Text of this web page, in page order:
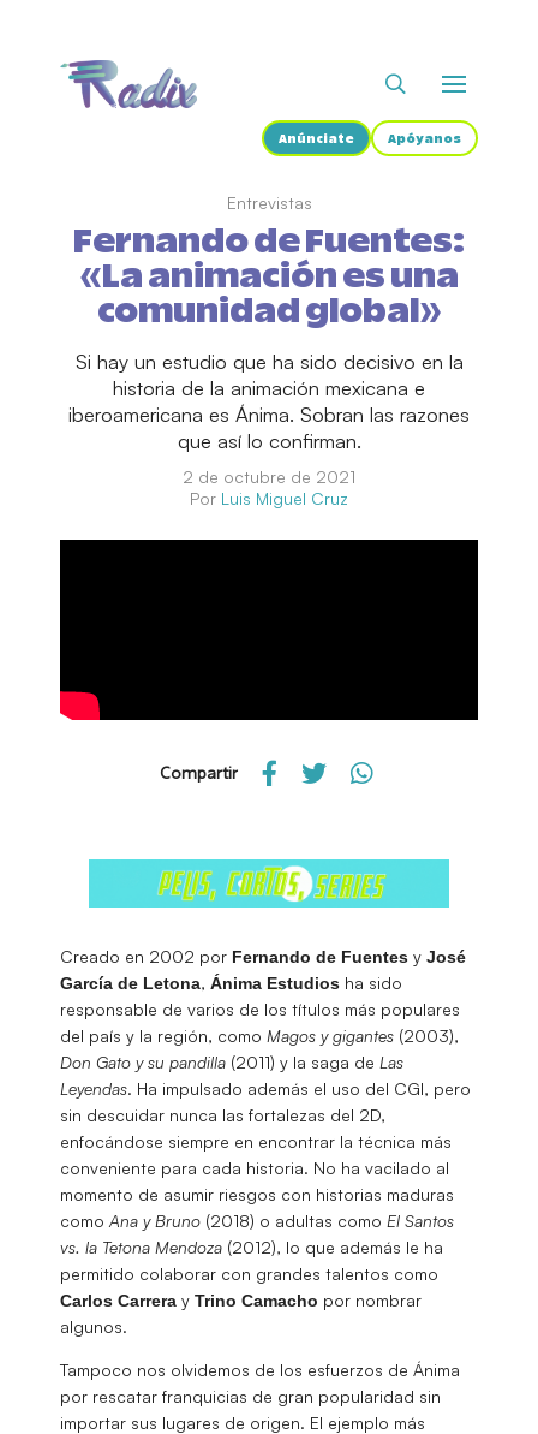
Anúnciate Apóyanos
Entrevistas
Fernando de Fuentes:
«La animación es una
comunidad global»
Si hay un estudio que ha sido decisivo en la
historia de la animación mexicana e
iberoamericana es Ánima. Sobran las razones
que así lo confirman.
2 de octubre de 2021
Por Luis Miguel Cruz
Compartir
Creado en 2002 por Fernando de Fuentes y José
García de Letona, Ánima Estudios ha sido
responsable de varios de los títulos más populares
del país y la región, como Magos y gigantes (2003),
Don Gato y su pandilla (2011) y la saga de Las
Leyendas. Ha impulsado además el uso del CGI, pero
sin descuidar nunca las fortalezas del 2D,
enfocándose siempre en encontrar la técnica más
conveniente para cada historia. No ha vacilado al
momento de asumir riesgos con historias maduras
como Ana y Bruno (2018) o adultas como El Santos
vs. la Tetona Mendoza (2012), lo que además le ha
permitido colaborar con grandes talentos como
Carlos Carrera y Trino Camacho por nombrar
algunos.
Tampoco nos olvidemos de los esfuerzos de Ánima
por rescatar franquicias de gran popularidad sin
importar sus lugares de origen. El ejemplo más